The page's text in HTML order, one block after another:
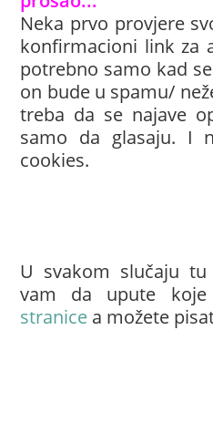
Neka prvo provjere
konfirmacioni link za
potrebno samo kad
on bude u spamu/
treba da se najave
samo da glasaju. I
cookies.
U svakom slučaju
vam da upute koje
stranice a možete